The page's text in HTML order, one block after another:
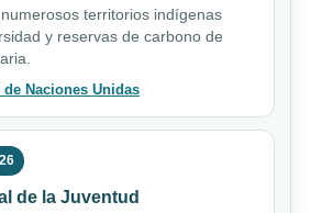
numerosos territorios indígenas
y reservas de carbono de
Naciones Unidas
de la Juventud